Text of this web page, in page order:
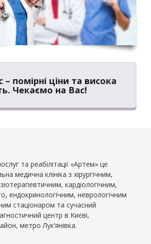
– помірні ціни та висока
Чекаємо на Вас!
та реабілітації «Артем» це
медична клініка з хірургічним,
кардіологічним,
ендокринологічним, неврологічним
стаціонаром та сучасний
центр в Києві,
метро Лук’янівка.